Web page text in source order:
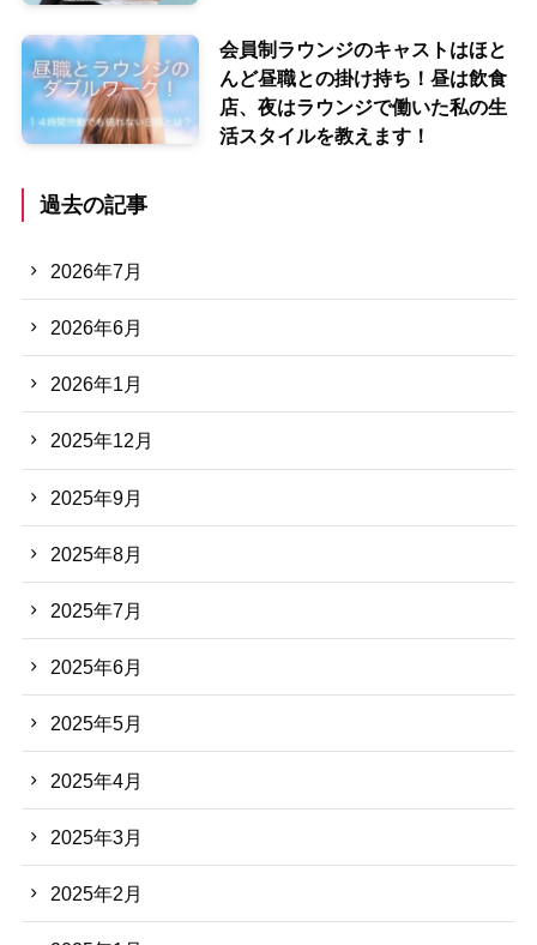
会員制ラウンジのキャストはほと
んど昼職との掛け持ち！昼は飲食
店、夜はラウンジで働いた私の生
活スタイルを教えます！
過去の記事
2026年7月
2026年6月
2026年1月
2025年12月
2025年9月
2025年8月
2025年7月
2025年6月
2025年5月
2025年4月
2025年3月
2025年2月